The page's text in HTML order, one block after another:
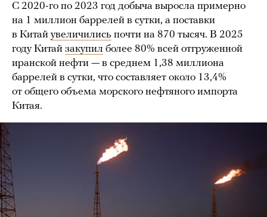
С 2020-го по 2023 год добыча выросла примерно
на 1 миллион баррелей в сутки, а поставки
в Китай увеличились почти на 870 тысяч. В 2025
году Китай закупил более 80% всей отгруженной
иранской нефти — в среднем 1,38 миллиона
баррелей в сутки, что составляет около 13,4%
от общего объема морского нефтяного импорта
Китая.